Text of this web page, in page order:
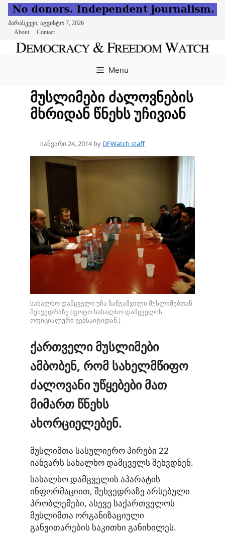
პარასკევი, აგვისტო 7, 2026
About
Contact
Menu
მუსლიმები ძალოვნების
მხრიდან წნეხს უჩივიან
იანვარი 24, 2014 by DFWatch staff
სახალხო დამცველი უჩა ნანუაშვილი მუსლიმებთან
შეხვედრაზე (ფოტო სახალხო დამცველის
ოფიციალური ვებსაიტიდან.)
ქართველი მუსლიმები
ამბობენ, რომ სახელმწიფო
ძალოვანი უწყებები მათ
მიმართ წნეხს
ახორციელებენ.
მუსლიმთა სასულიერო პირები 22
იანვარს სახალხო დამცველს შეხვდნენ.
სახალხო დამცველის აპარატის
ინფორმაციით, შეხვედრაზე არსებული
პრობლემები, ასევე საქართველოს
მუსლიმთა ორგანიზაციული
განვითარების საკითხი განიხილეს.